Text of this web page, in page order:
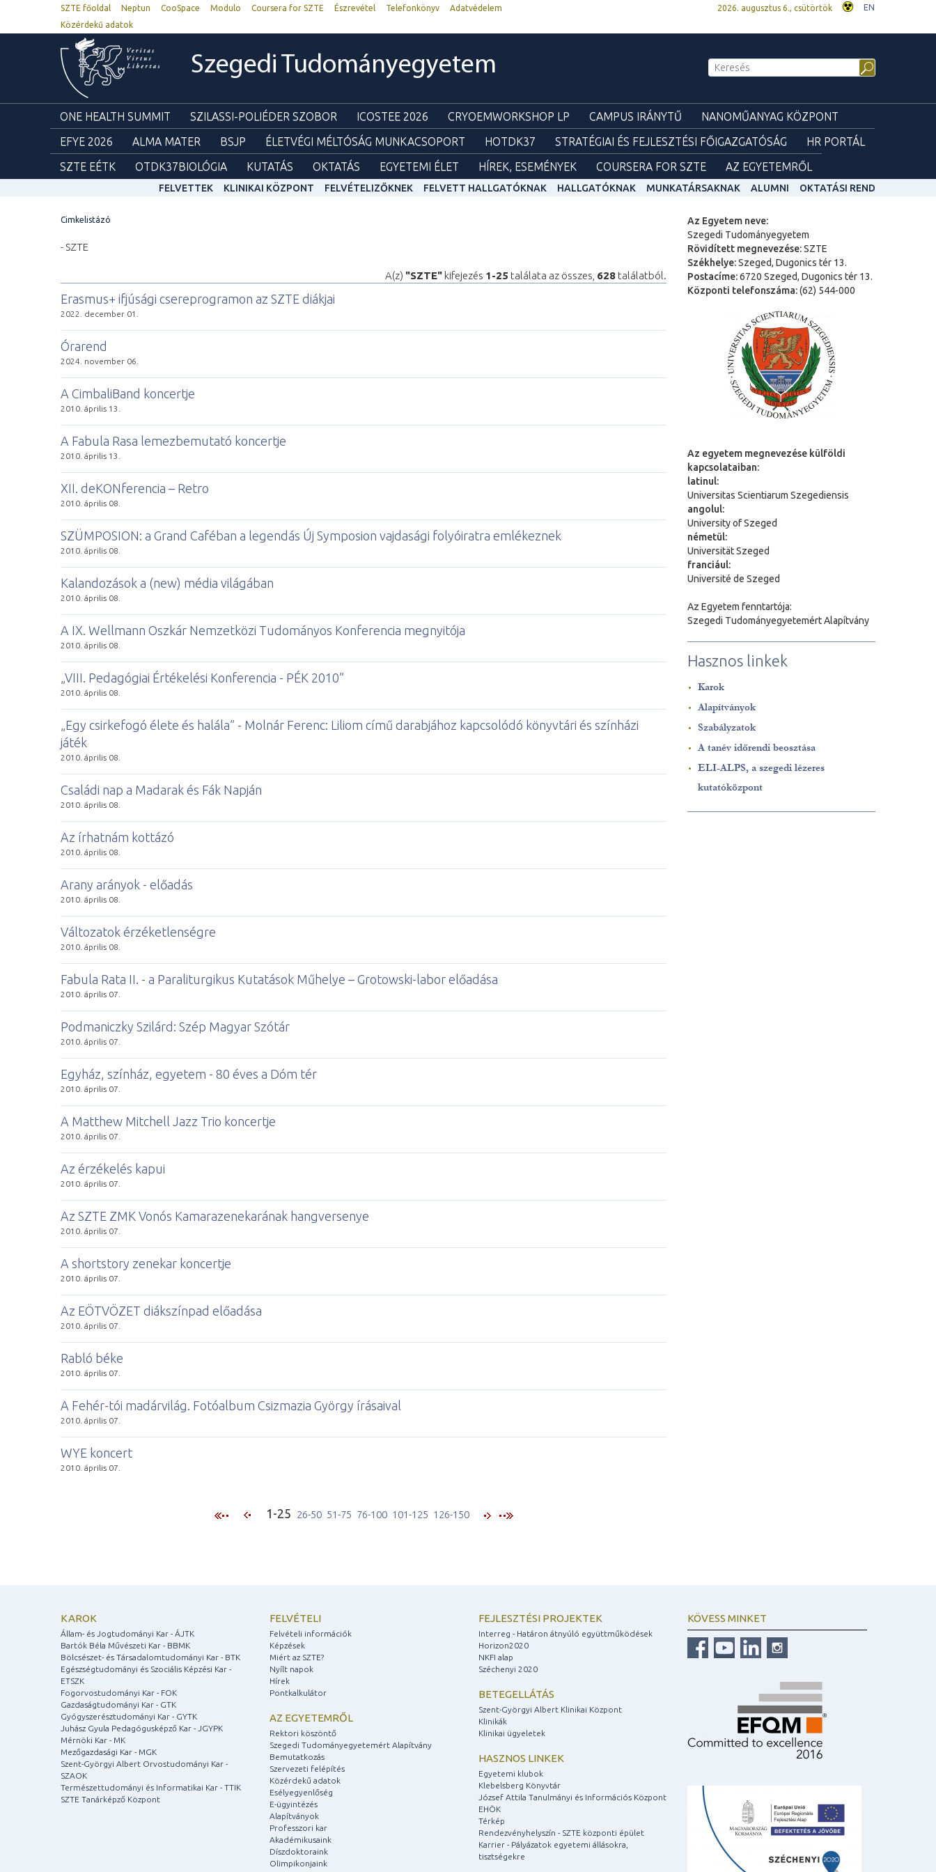
SZTE főoldal Neptun CooSpace Modulo Coursera for SZTE Észrevétel Telefonkönyv
Adatvédelem
Közérdekű adatok
2026. augusztus 6., csütörtök EN
Szegedi Tudományegyetem
ONE HEALTH SUMMIT SZILASSI-POLIÉDER SZOBOR ICOSTEE 2026 CRYOEMWORKSHOP LP CAMPUS IRÁNYTŰ
NANOMŰANYAG KÖZPONT
EFYE 2026
ALMA MATER BSJP ÉLETVÉGI MÉLTÓSÁG MUNKACSOPORT HOTDK37 STRATÉGIAI ÉS FEJLESZTÉSI FŐIGAZGATÓSÁG
HR PORTÁL
SZTE EÉTK
OTDK37BIOLÓGIA KUTATÁS OKTATÁS EGYETEMI ÉLET HÍREK, ESEMÉNYEK COURSERA FOR SZTE AZ EGYETEMRŐL
FELVETTEK KLINIKAI KÖZPONT FELVÉTELIZŐKNEK FELVETT HALLGATÓKNAK HALLGATÓKNAK MUNKATÁRSAKNAK ALUMNI OKTATÁSI REND
Cimkelistázó
- SZTE
A(z) "SZTE" kifejezés 1-25 találata az összes, 628 találatból.
Erasmus+ ifjúsági csereprogramon az SZTE diákjai
2022. december 01.
Órarend
2024. november 06.
A CimbaliBand koncertje
2010. április 13.
A Fabula Rasa lemezbemutató koncertje
2010. április 13.
XII. deKONferencia – Retro
2010. április 08.
SZÜMPOSION: a Grand Caféban a legendás Új Symposion vajdasági folyóiratra emlékeznek
2010. április 08.
Kalandozások a (new) média világában
2010. április 08.
A IX. Wellmann Oszkár Nemzetközi Tudományos Konferencia megnyitója
2010. április 08.
„VIII. Pedagógiai Értékelési Konferencia - PÉK 2010”
2010. április 08.
„Egy csirkefogó élete és halála” - Molnár Ferenc: Liliom című darabjához kapcsolódó könyvtári és színházi
játék
2010. április 08.
Családi nap a Madarak és Fák Napján
2010. április 08.
Az írhatnám kottázó
2010. április 08.
Arany arányok - előadás
2010. április 08.
Változatok érzéketlenségre
2010. április 08.
Fabula Rata II. - a Paraliturgikus Kutatások Műhelye – Grotowski-labor előadása
2010. április 07.
Podmaniczky Szilárd: Szép Magyar Szótár
2010. április 07.
Egyház, színház, egyetem - 80 éves a Dóm tér
2010. április 07.
A Matthew Mitchell Jazz Trio koncertje
2010. április 07.
Az érzékelés kapui
2010. április 07.
Az SZTE ZMK Vonós Kamarazenekarának hangversenye
2010. április 07.
A shortstory zenekar koncertje
2010. április 07.
Az EÖTVÖZET diákszínpad előadása
2010. április 07.
Rabló béke
2010. április 07.
A Fehér-tói madárvilág. Fotóalbum Csizmazia György írásaival
2010. április 07.
WYE koncert
2010. április 07.
1-25 26-50 51-75 76-100 101-125 126-150
Az Egyetem neve:
Szegedi Tudományegyetem
Rövidített megnevezése:SZTE
Székhelye:Szeged, Dugonics tér 13.
Postacíme:6720 Szeged, Dugonics tér 13.
Központi telefonszáma:(62) 544-000
Az egyetem megnevezése külföldi
kapcsolataiban:
latinul:
Universitas Scientiarum Szegediensis
angolul:
University of Szeged
németül:
Universität Szeged
franciául:
Université de Szeged
Az Egyetem fenntartója:
Szegedi Tudományegyetemért Alapítvány
Hasznos linkek
Karok
Alapítványok
Szabályzatok
A tanév időrendi beosztása
ELI-ALPS, a szegedi lézeres
kutatóközpont
KAROK
Állam- és Jogtudományi Kar - ÁJTK
Bartók Béla Művészeti Kar - BBMK
Bölcsészet- és Társadalomtudományi Kar - BTK
Egészségtudományi és Szociális Képzési Kar -
ETSZK
Fogorvostudományi Kar - FOK
Gazdaságtudományi Kar - GTK
Gyógyszerésztudományi Kar - GYTK
Juhász Gyula Pedagógusképző Kar - JGYPK
Mérnöki Kar - MK
Mezőgazdasági Kar - MGK
Szent-Györgyi Albert Orvostudományi Kar -
SZAOK
Természettudományi és Informatikai Kar - TTIK
SZTE Tanárképző Központ
FELVÉTELI
Felvételi információk
Képzések
Miért az SZTE?
Nyílt napok
Hírek
Pontkalkulátor
AZ EGYETEMRŐL
Rektori köszöntő
Szegedi Tudományegyetemért Alapítvány
Bemutatkozás
Szervezeti felépítés
Közérdekű adatok
Esélyegyenlőség
E-ügyintézés
Alapítványok
Professzori kar
Akadémikusaink
Díszdoktoraink
Olimpikonjaink
FEJLESZTÉSI PROJEKTEK
Interreg - Határon átnyúló együttműködések
Horizon2020
NKFI alap
Széchenyi 2020
BETEGELLÁTÁS
Szent-Györgyi Albert Klinikai Központ
Klinikák
Klinikai ügyeletek
HASZNOS LINKEK
Egyetemi klubok
Klebelsberg Könyvtár
József Attila Tanulmányi és Információs Központ
EHÖK
Térkép
Rendezvényhelyszín - SZTE központi épület
Karrier - Pályázatok egyetemi állásokra,
tisztségekre
KÖVESS MINKET